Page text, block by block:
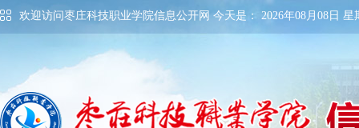
欢迎访问枣庄科技职业学院信息公开网 今天是： 2026年08月08日 星